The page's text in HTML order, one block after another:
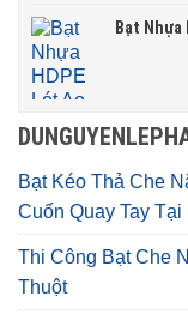
Bạt Nhựa
Bạt Kéo Thả Che
Cuốn Quay Tay
Thi Công Bạt Che
Thuột